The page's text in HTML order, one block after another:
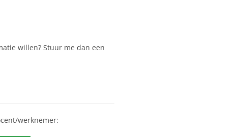
willen? Stuur me dan een
werknemer: